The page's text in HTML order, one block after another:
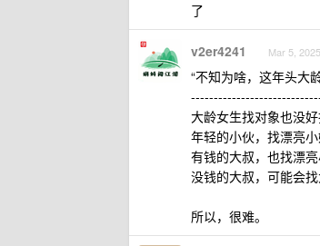
了
v2er4241 Mar 5, 2025
“不知为啥，这年头大
大龄女生找对象也没
年轻的小伙，找漂亮
有钱的大叔，也找漂
没钱的大叔，可能会
所以，很难。